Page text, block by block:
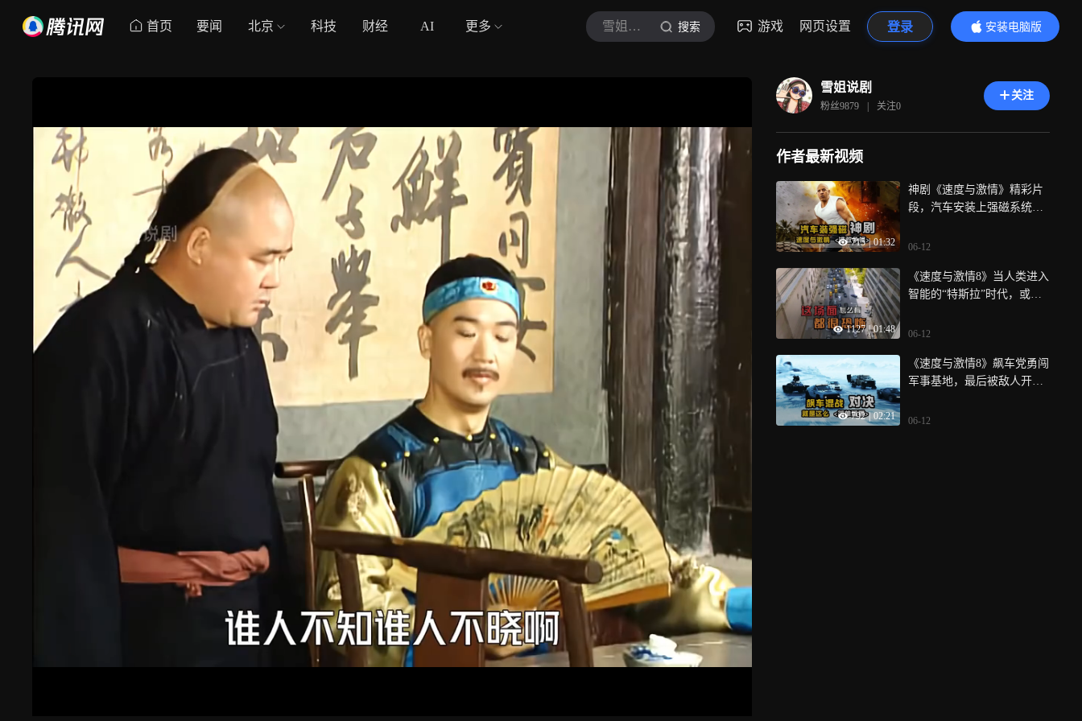
首页 要闻 北京 科技 财经 AI 更多 雪姐说剧 搜索 游戏 网页设置 登录
安装电脑版
内容更精彩
雪姐说剧
粉丝9879 | 关注0
关注
作者最新视频
715 | 01:32
神剧《速度与激情》精彩片
段，汽车安装上强磁系统
06-12
1127 | 01:48
《速度与激情8》当人类进入
智能的“特斯拉”时代，或许
06-12
792 | 02:21
《速度与激情8》飙车党勇闯
军事基地，最后被敌人开着
06-12